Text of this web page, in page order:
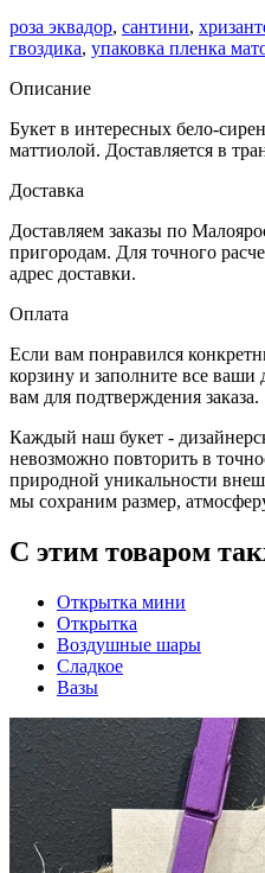
роза эквадор, сантини,
гвоздика, упаковка пленка
Описание
Букет в интересных бело-
маттиолой. Доставляется в
Доставка
Доставляем заказы по
пригородам. Для точного
адрес доставки.
Оплата
Eсли вам понравился
корзину и заполните все
вам для подтверждения заказа.
Каждый наш букет -
невозможно повторить в
природной уникальности
мы сохраним размер,
С этим товаром
Открытка мини
Открытка
Воздушные шары
Сладкое
Вазы